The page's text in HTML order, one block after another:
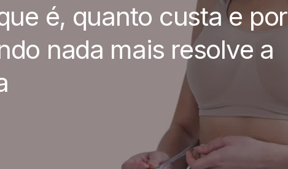
é, quanto custa e por
nada mais resolve a